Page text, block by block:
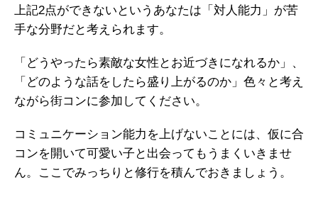
上記2点ができないというあなたは「対人能力」が苦
手な分野だと考えられます。
「どうやったら素敵な女性とお近づきになれるか」、
「どのような話をしたら盛り上がるのか」色々と考え
ながら街コンに参加してください。
コミュニケーション能力を上げないことには、仮に合
コンを開いて可愛い子と出会ってもうまくいきませ
ん。ここでみっちりと修行を積んでおきましょう。